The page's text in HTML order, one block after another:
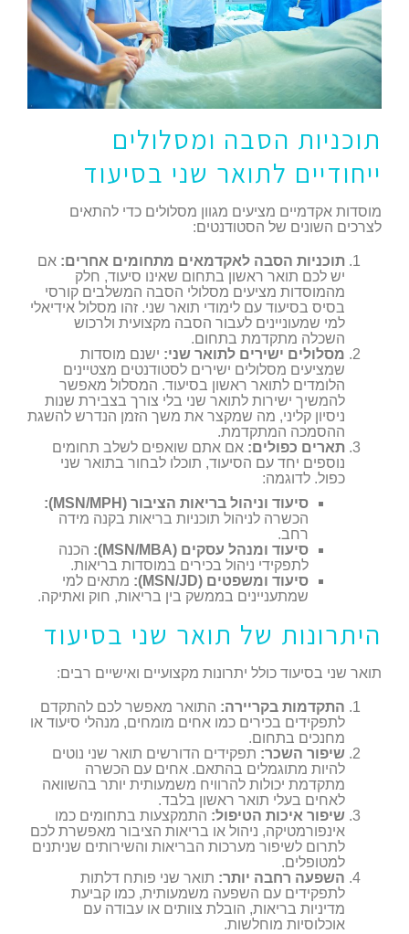
תוכניות הסבה ומסלולים
ייחודיים לתואר שני בסיעוד
מוסדות אקדמיים מציעים מגוון מסלולים כדי להתאים
לצרכים השונים של הסטודנטים:
תוכניות הסבה לאקדמאים מתחומים אחרים: אם
יש לכם תואר ראשון בתחום שאינו סיעוד, חלק
מהמוסדות מציעים מסלולי הסבה המשלבים קורסי
בסיס בסיעוד עם לימודי תואר שני. זהו מסלול אידיאלי
למי שמעוניינים לעבור הסבה מקצועית ולרכוש
השכלה מתקדמת בתחום.
מסלולים ישירים לתואר שני: ישנם מוסדות
שמציעים מסלולים ישירים לסטודנטים מצטיינים
הלומדים לתואר ראשון בסיעוד. המסלול מאפשר
להמשיך ישירות לתואר שני בלי צורך בצבירת שנות
ניסיון קליני, מה שמקצר את משך הזמן הנדרש להשגת
ההסמכה המתקדמת.
תארים כפולים: אם אתם שואפים לשלב תחומים
נוספים יחד עם הסיעוד, תוכלו לבחור בתואר שני
כפול. לדוגמה:
סיעוד וניהול בריאות הציבור (MSN/MPH):
הכשרה לניהול תוכניות בריאות בקנה מידה
רחב.
סיעוד ומנהל עסקים (MSN/MBA):
הכנה
לתפקידי ניהול בכירים במוסדות בריאות.
סיעוד ומשפטים (MSN/JD):
מתאים למי
שמתעניינים בממשק בין בריאות, חוק ואתיקה.
היתרונות של תואר שני בסיעוד
תואר שני בסיעוד כולל יתרונות מקצועיים ואישיים רבים:
התקדמות בקריירה: התואר מאפשר לכם להתקדם
לתפקידים בכירים כמו אחים מומחים, מנהלי סיעוד או
מחנכים בתחום.
שיפור השכר: תפקידים הדורשים תואר שני נוטים
להיות מתוגמלים בהתאם. אחים עם הכשרה
מתקדמת יכולות להרוויח משמעותית יותר בהשוואה
לאחים בעלי תואר ראשון בלבד.
שיפור איכות הטיפול: התמקצעות בתחומים כמו
אינפורמטיקה, ניהול או בריאות הציבור מאפשרת לכם
לתרום לשיפור מערכות הבריאות והשירותים שניתנים
למטופלים.
השפעה רחבה יותר: תואר שני פותח דלתות
לתפקידים עם השפעה משמעותית, כמו קביעת
מדיניות בריאות, הובלת צוותים או עבודה עם
אוכלוסיות מוחלשות.